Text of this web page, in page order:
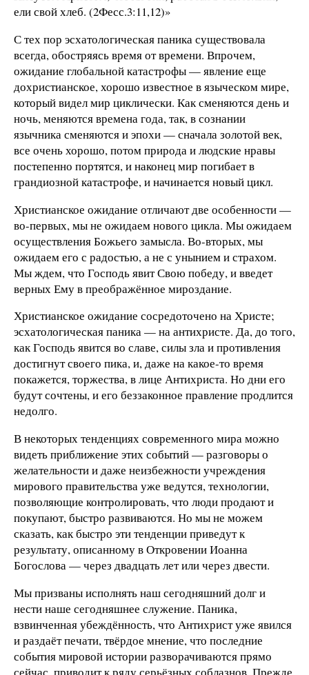
ели свой хлеб. (2Фесс.3:11,12)»
С тех пор эсхатологическая паника существовала
всегда, обостряясь время от времени. Впрочем,
ожидание глобальной катастрофы — явление еще
дохристианское, хорошо известное в языческом мире,
который видел мир циклически. Как сменяются день и
ночь, меняются времена года, так, в сознании
язычника сменяются и эпохи — сначала золотой век,
все очень хорошо, потом природа и людские нравы
постепенно портятся, и наконец мир погибает в
грандиозной катастрофе, и начинается новый цикл.
Христианское ожидание отличают две особенности —
во-первых, мы не ожидаем нового цикла. Мы ожидаем
осуществления Божьего замысла. Во-вторых, мы
ожидаем его с радостью, а не с унынием и страхом.
Мы ждем, что Господь явит Свою победу, и введет
верных Ему в преображённое мироздание.
Христианское ожидание сосредоточено на Христе;
эсхатологическая паника — на антихристе. Да, до того,
как Господь явится во славе, силы зла и противления
достигнут своего пика, и, даже на какое-то время
покажется, торжества, в лице Антихриста. Но дни его
будут сочтены, и его беззаконное правление продлится
недолго.
В некоторых тенденциях современного мира можно
видеть приближение этих событий — разговоры о
желательности и даже неизбежности учреждения
мирового правительства уже ведутся, технологии,
позволяющие контролировать, что люди продают и
покупают, быстро развиваются. Но мы не можем
сказать, как быстро эти тенденции приведут к
результату, описанному в Откровении Иоанна
Богослова — через двадцать лет или через двести.
Мы призваны исполнять наш сегодняшний долг и
нести наше сегодняшнее служение. Паника,
взвинченная убеждённость, что Антихрист уже явился
и раздаёт печати, твёрдое мнение, что последние
события мировой истории разворачиваются прямо